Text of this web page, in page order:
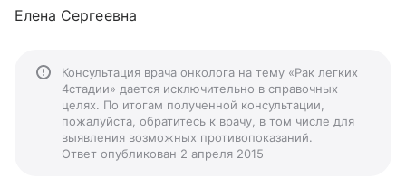
Елена Сергеевна
Консультация врача онколога на тему «Рак легких
4стадии» дается исключительно в справочных
целях. По итогам полученной консультации,
пожалуйста, обратитесь к врачу, в том числе для
выявления возможных противопоказаний.
Ответ опубликован 2 апреля 2015